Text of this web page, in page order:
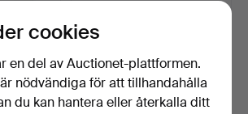
cookies
en del av Auctionet-plattformen.
nödvändiga för att tillhandahålla
du kan hantera eller återkalla ditt